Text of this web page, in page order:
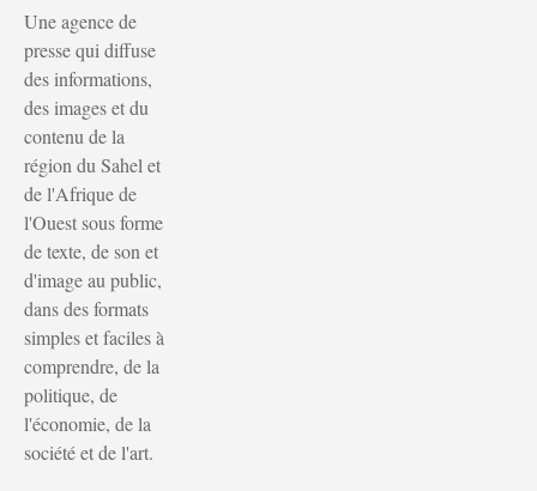
Une agence de
presse qui diffuse
des informations,
des images et du
contenu de la
région du Sahel et
de l'Afrique de
l'Ouest sous forme
de texte, de son et
d'image au public,
dans des formats
simples et faciles à
comprendre, de la
politique, de
l'économie, de la
société et de l'art.